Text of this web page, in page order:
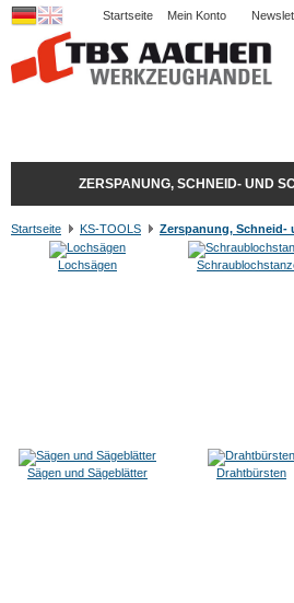
Startseite Mein Konto
ZERSPANUNG, SCHNEID- UND
Startseite KS-TOOLS Zerspanung, Schneid-
Lochsägen
Sägen und Sägeblätter Drahtbürsten